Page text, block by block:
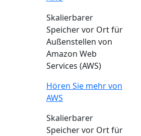
Skalierbarer
Speicher vor Ort für
Außenstellen von
Amazon Web
Services (AWS)
Hören Sie mehr von
AWS
Skalierbarer
Speicher vor Ort für